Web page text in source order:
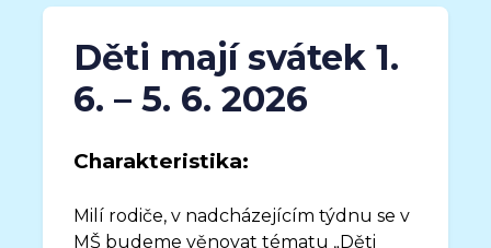
Děti mají svátek 1.
6. – 5. 6. 2026
Charakteristika:
Milí rodiče, v nadcházejícím týdnu se v
MŠ budeme věnovat tématu „Děti